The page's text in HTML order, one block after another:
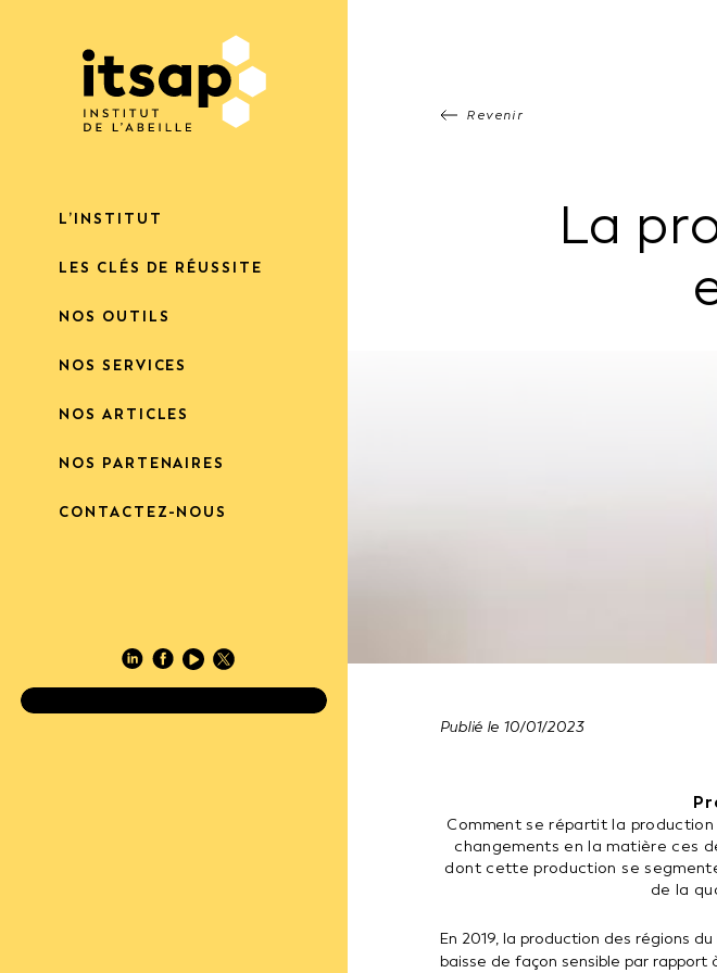
Revenir
La
Publié le 10/01/2023
Comment se répartit la
changements en la matière ces
dont cette production se
de la
En 2019, la production des régions
baisse de façon sensible par rapport
L’INSTITUT
LES CLÉS DE RÉUSSITE
NOS OUTILS
NOS SERVICES
NOS ARTICLES
NOS PARTENAIRES
CONTACTEZ-NOUS